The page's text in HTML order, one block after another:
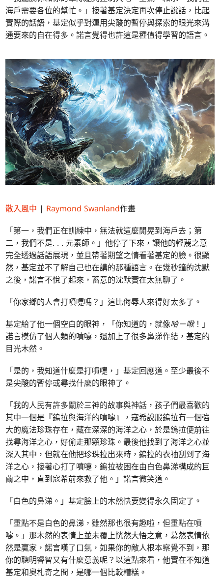
海戶需要各位的幫忙。」接著基定決定再次停止說話，比起
實際的話語，基定似乎對運用尖酸的暫停與探索的眼光來溝
通要來的自在得多。諾言覺得也許這是種值得學習的語言。
散入風中 | Raymond Swanland作畫
「第一，我們正在訓練中，無法就這麼閒晃到海戶去；第
二，我們不是. . . 元素師。」他停了下來，讓他的輕蔑之意
完全透過話語展現，並且帶著期望之情看著基定的臉。很顯
然，基定並不了解自己也在講的那種語言。在幾秒鐘的沈默
之後，諾言不悅了起來，蓄意的沈默實在太無聊了。
「你家鄉的人會打噴嚏嗎？」這比侮辱人來得好太多了。
基定給了他一個空白的眼神，「你知道的，就像哈－啾！」
諾言模仿了個人類的噴嚏，還加上了很多鼻涕作結，基定的
目光木然。
「是的，我知道什麼是打噴嚏，」基定回應道。至少最後不
是尖酸的暫停或尋找什麼的眼神了。
「我的人民有許多關於三神的故事與神話，孩子們最喜歡的
其中一個是『鎢拉與海洋的噴嚏』，寇希說服鎢拉有一個強
大的魔法珍珠存在，藏在深深的海洋之心，於是鎢拉便前往
找尋海洋之心，好偷走那顆珍珠。最後他找到了海洋之心並
深入其中，但就在他把珍珠拉出來時，鎢拉的衣袖刮到了海
洋之心，接著心打了噴嚏，鎢拉被困在由白色鼻涕構成的巨
繭之中，直到寇希前來救了他。」諾言微笑道。
「白色的鼻涕。」基定臉上的木然快要變得永久固定了。
「重點不是白色的鼻涕，雖然那也很有趣啦，但重點在噴
嚏。」那木然的表情上並未覆上恍然大悟之意，慕然表情依
然是贏家，諾言嘆了口氣，如果你的敵人根本察覺不到，那
你的聰明睿智又有什麼意義呢？以這點來看，他實在不知道
基定和奧札奇之間，是哪一個比較糟糕。